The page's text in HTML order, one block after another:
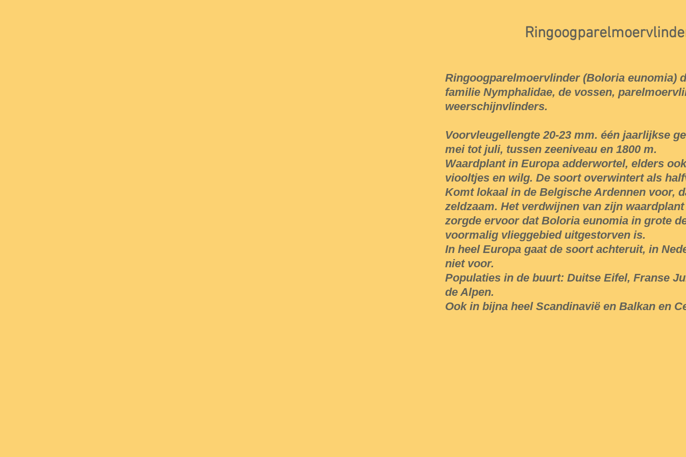
Ringoogparelmoervlinder (Boloria eunomia)
familie Nymphalidae, de vossen,
weerschijnvlinders.
Voorvleugellengte 20-23 mm. één jaarlijkse
mei tot juli, tussen zeeniveau en 1800 m.
Waardplant in Europa adderwortel, elders
viooltjes en wilg. De soort overwintert als
Komt lokaal in de Belgische Ardennen voor,
zeldzaam. Het verdwijnen van zijn
zorgde ervoor dat Boloria eunomia in grote
voormalig vlieggebied uitgestorven is.
In heel Europa gaat de soort achteruit, in
niet voor.
Populaties in de buurt: Duitse Eifel, Franse
de Alpen.
Ook in bijna heel Scandinavië en Balkan en